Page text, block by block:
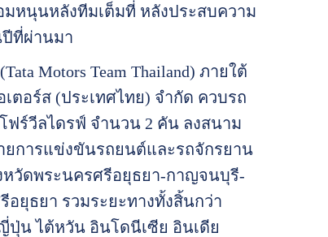
หนุนหลังทีมเต็มที่ หลังประสบความ
ปีที่ผ่านมา
Motors Team Thailand) ภายใต้
ตอร์ส (ประเทศไทย) จำกัด ควบรถ
ฟร์วีลไดรฟ์ จำนวน 2 คัน ลงสนาม
ายการแข่งขันรถยนต์และรถจักรยาน
วัดพระนครศรีอยุธยา-กาญจนบุรี-
ยุธยา รวมระยะทางทั้งสิ้นกว่า
ปุ่น ไต้หวัน อินโดนีเซีย อินเดีย